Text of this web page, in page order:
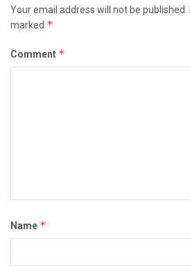
Your email address will not be published.
marked *
Comment *
Name *